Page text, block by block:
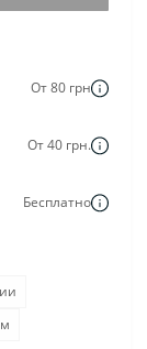
От 80 грн
От 40 грн.
Бесплатно